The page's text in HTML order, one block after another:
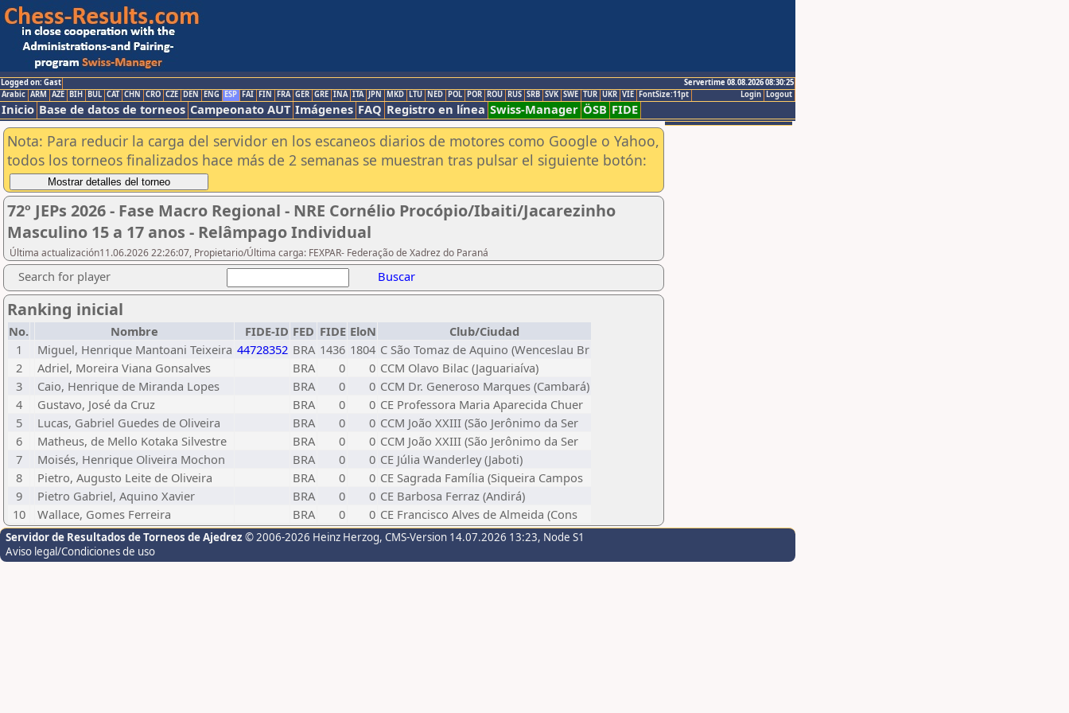
Logged on: Gast
Servertime 08.08.2026 08:30:25
Logout
Login
Arabic ARM AZE BIH BUL CAT CHN CRO CZE DEN ENG ESP FAI FIN FRA GER GRE INA ITA JPN MKD LTU NED POL POR ROU RUS SRB SVK SWE TUR UKR VIE FontSize:11pt
Inicio Base de datos de torneos Campeonato AUT Imágenes FAQ Registro en línea Swiss-Manager ÖSB FIDE
Nota: Para reducir la carga del servidor en los escaneos diarios de motores como Google o Yahoo,
todos los torneos finalizados hace más de 2 semanas se muestran tras pulsar el siguiente botón:
72º JEPs 2026 - Fase Macro Regional - NRE Cornélio Procópio/Ibaiti/Jacarezinho
Masculino 15 a 17 anos - Relâmpago Individual
Última actualización11.06.2026 22:26:07, Propietario/Última carga: FEXPAR- Federação de Xadrez do Paraná
Search for player Buscar
Ranking inicial
No. Nombre FIDE-ID FED FIDE EloN
Club/Ciudad
1
Miguel, Henrique Mantoani Teixeira 44728352 BRA 1436 1804 C São Tomaz de Aquino (Wenceslau Br
2
Adriel, Moreira Viana Gonsalves BRA 0 0 CCM Olavo Bilac (Jaguariaíva)
3
Caio, Henrique de Miranda Lopes BRA 0 0 CCM Dr. Generoso Marques (Cambará)
4
Gustavo, José da Cruz BRA 0 0 CE Professora Maria Aparecida Chuer
5
Lucas, Gabriel Guedes de Oliveira BRA 0 0 CCM João XXIII (São Jerônimo da Ser
6
Matheus, de Mello Kotaka Silvestre BRA 0 0 CCM João XXIII (São Jerônimo da Ser
7
Moisés, Henrique Oliveira Mochon BRA 0 0 CE Júlia Wanderley (Jaboti)
8
Pietro, Augusto Leite de Oliveira BRA 0 0 CE Sagrada Família (Siqueira Campos
9
Pietro Gabriel, Aquino Xavier BRA 0 0 CE Barbosa Ferraz (Andirá)
10
Wallace, Gomes Ferreira BRA 0 0 CE Francisco Alves de Almeida (Cons
Servidor de Resultados de Torneos de Ajedrez © 2006-2026 Heinz Herzog, CMS-Version 14.07.2026 13:23, Node S1
Aviso legal/Condiciones de uso